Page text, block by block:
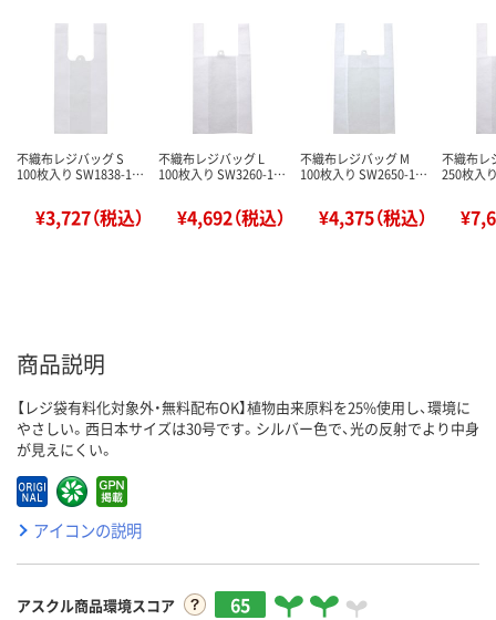
不織布レジバッグ S
100枚入り SW1838-1…
¥3,727（税込）
不織布レジバッグ L
100枚入り SW3260-1…
¥4,692（税込）
不織布レジバッグ M
100枚入り SW2650-1…
¥4,375（税込）
不織布レ
250枚入
商品説明
【レジ袋有料化対象外・無料配布OK】植物由来原料を25%使用し、環境に
やさしい。西日本サイズは30号です。シルバー色で、光の反射でより中身
が見えにくい。
アイコンの説明
アスクル商品環境スコア 65